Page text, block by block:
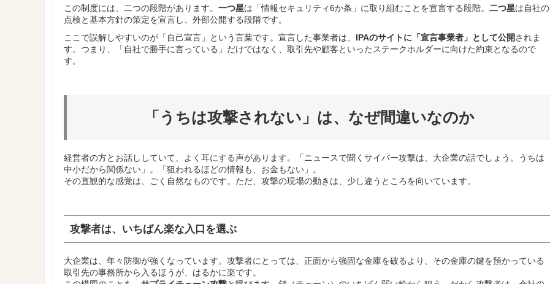
この制度には、二つの段階があります。 一つ星は「情報セキュリティ6か条」に取り組むことを宣言する段階。 二つ星は自社の
点検と基本方針の策定を宣言し、外部公開する段階です。
ここで誤解しやすいのが「自己宣言」という言葉です。宣言した事業者は、 IPAのサイトに「宣言事業者」として公開されま
す。つまり、「自社で勝手に言っている」だけではなく、取引先や顧客といったステークホルダーに向けた約束となるので
す。
「うちは攻撃されない」は、なぜ間違いなのか
経営者の方とお話ししていて、よく耳にする声があります。「ニュースで聞くサイバー攻撃は、大企業の話でしょう。うちは
中小だから関係ない」。「狙われるほどの情報も、お金もない」。
その直観的な感覚は、ごく自然なものです。ただ、攻撃の現場の動きは、少し違うところを向いています。
攻撃者は、いちばん楽な入口を選ぶ
大企業は、年々防御が強くなっています。攻撃者にとっては、正面から強固な金庫を破るより、その金庫の鍵を預かっている
取引先の事務所から入るほうが、はるかに楽です。